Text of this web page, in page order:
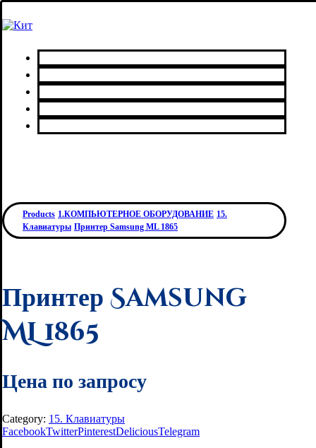
Products 1.КОМПЬЮТЕРНОЕ ОБОРУДОВАНИЕ 15.
Клавиатуры Принтер Samsung ML 1865
Принтер Samsung
ML 1865
Цена по запросу
Category: 15. Клавиатуры
FacebookTwitterPinterestDeliciousTelegram